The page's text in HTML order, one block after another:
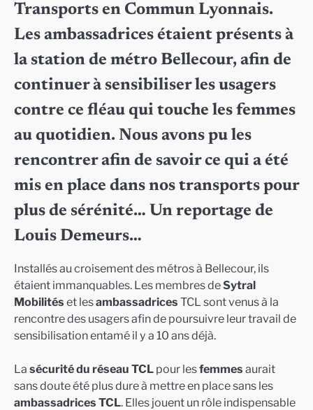
Transports en Commun Lyonnais.
Les ambassadrices étaient présents à
la station de métro Bellecour, afin de
continuer à sensibiliser les usagers
contre ce fléau qui touche les femmes
au quotidien. Nous avons pu les
rencontrer afin de savoir ce qui a été
mis en place dans nos transports pour
plus de sérénité… Un reportage de
Louis Demeurs…
Installés au croisement des métros à Bellecour, ils
étaient immanquables. Les membres deSytral
Mobilités et lesambassadrices TCL sont venus à la
rencontre des usagers afin de poursuivre leur travail de
sensibilisation entamé il y a 10 ans déjà.
La sécurité du réseau TCL pour lesfemmes aurait
sans doute été plus dure à mettre en place sans les
ambassadrices TCL. Elles jouent un rôle indispensable